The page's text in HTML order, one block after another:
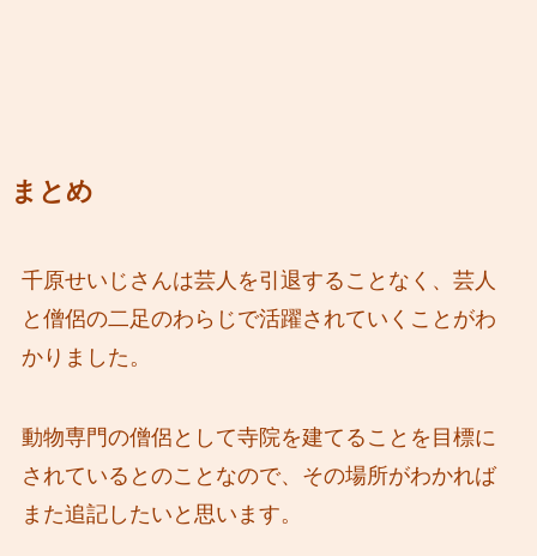
まとめ
千原せいじさんは芸人を引退することなく、芸人
と僧侶の二足のわらじで活躍されていくことがわ
かりました。
動物専門の僧侶として寺院を建てることを目標に
されているとのことなので、その場所がわかれば
また追記したいと思います。